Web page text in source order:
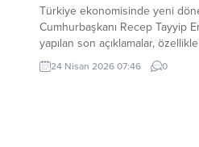
Türkiye ekonomisinde yeni
Cumhurbaşkanı Recep Tayyip
yapılan son açıklamalar,
ticaret alanında faaliyet
çekici fırsatlar barındırıyor.
24 Nisan 2026 07:46 0